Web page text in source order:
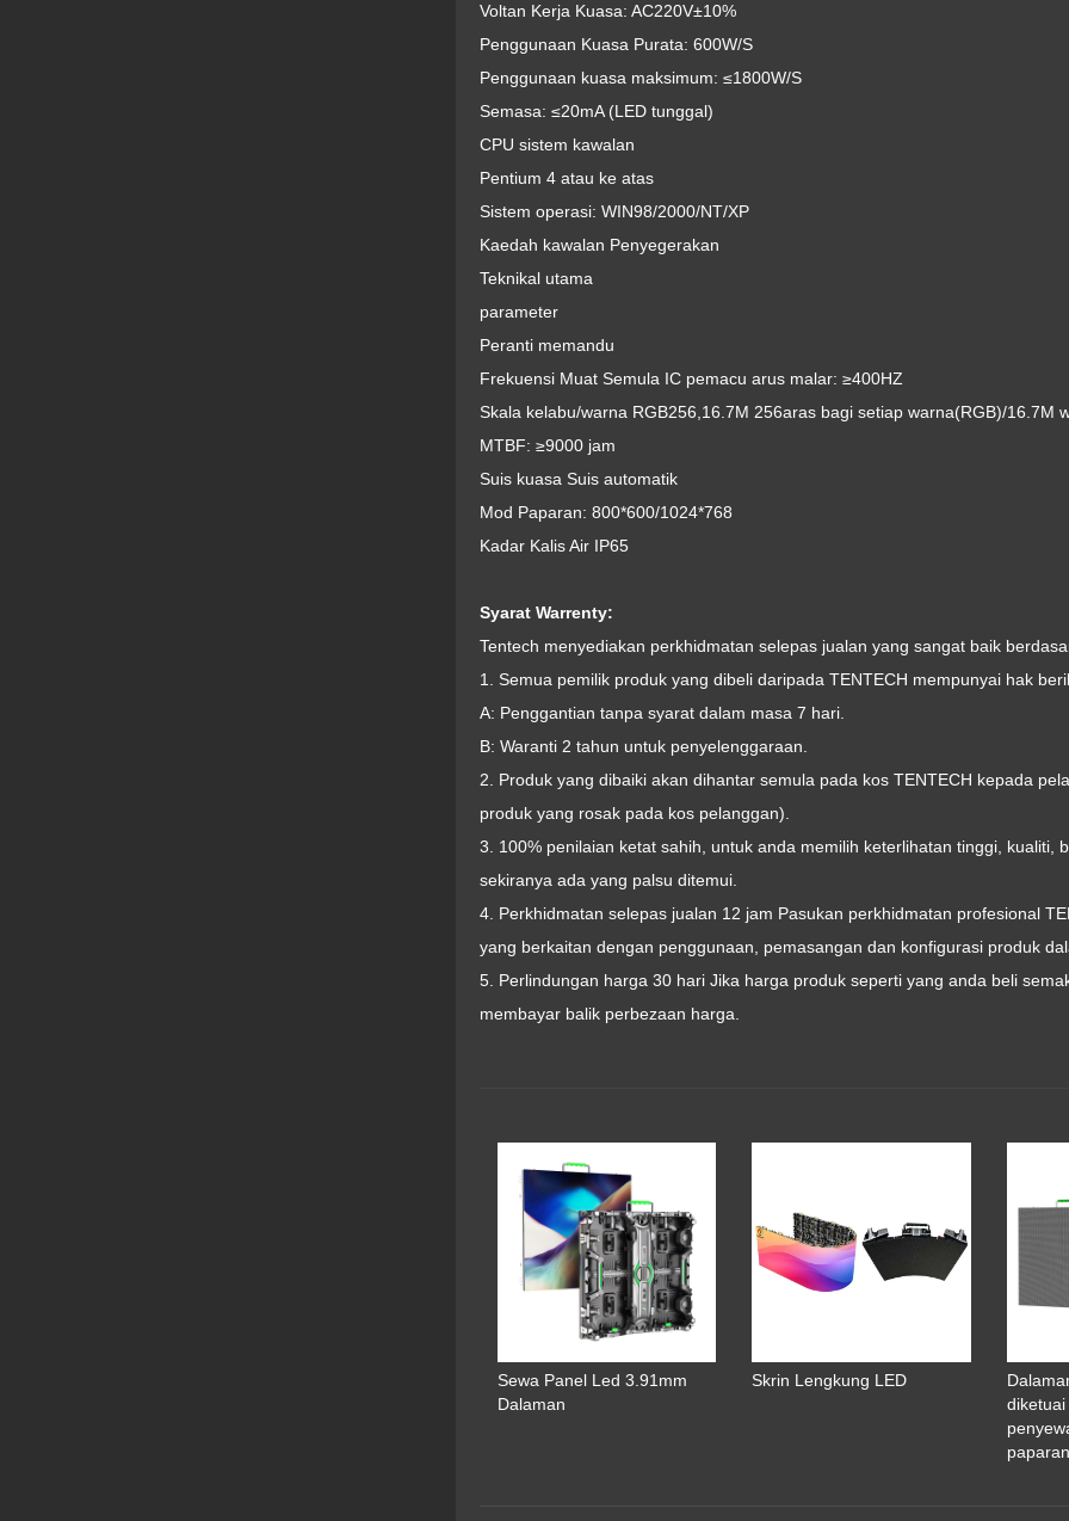
Voltan Kerja Kuasa: AC220V±10%
Penggunaan Kuasa Purata: 600W/S
Penggunaan kuasa maksimum: ≤1800W/S
Semasa: ≤20mA (LED tunggal)
CPU sistem kawalan
Pentium 4 atau ke atas
Sistem operasi: WIN98/2000/NT/XP
Kaedah kawalan Penyegerakan
Teknikal utama
parameter
Peranti memandu
Frekuensi Muat Semula IC pemacu arus malar: ≥400HZ
Skala kelabu/warna RGB256,16.7M 256aras bagi setiap warna(RGB)/16.7M
MTBF: ≥9000 jam
Suis kuasa Suis automatik
Mod Paparan: 800*600/1024*768
Kadar Kalis Air IP65
Syarat Warrenty:
Tentech menyediakan perkhidmatan selepas jualan yang sangat baik
1. Semua pemilik produk yang dibeli daripada TENTECH mempunyai hak
A: Penggantian tanpa syarat dalam masa 7 hari.
B: Waranti 2 tahun untuk penyelenggaraan.
2. Produk yang dibaiki akan dihantar semula pada kos TENTECH kepada
produk yang rosak pada kos pelanggan).
3. 100% penilaian ketat sahih, untuk anda memilih keterlihatan tinggi, kualiti,
sekiranya ada yang palsu ditemui.
4. Perkhidmatan selepas jualan 12 jam Pasukan perkhidmatan profesional
yang berkaitan dengan penggunaan, pemasangan dan konfigurasi produk
5. Perlindungan harga 30 hari Jika harga produk seperti yang anda beli
membayar balik perbezaan harga.
Sewa Panel Led 3.91mm
Dalaman
Skrin Lengkung LED